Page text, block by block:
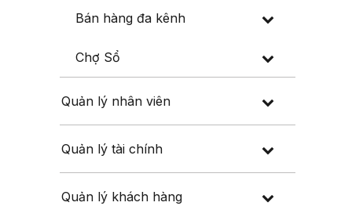
Bán hàng đa kênh
Chợ Sổ
Quản lý nhân viên
Quản lý tài chính
Quản lý khách hàng